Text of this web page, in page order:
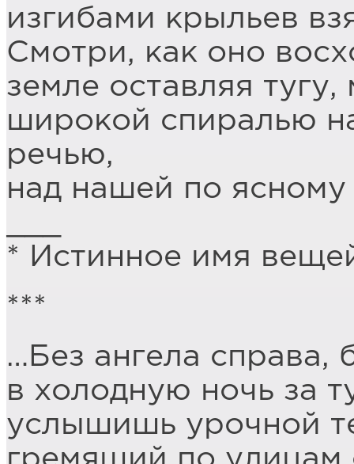
изгибами крыльев
Смотри, как оно
земле оставляя
широкой спиралью
речью,
над нашей по
* Истинное имя
***
…Без ангела справа,
в холодную ночь за
услышишь урочной